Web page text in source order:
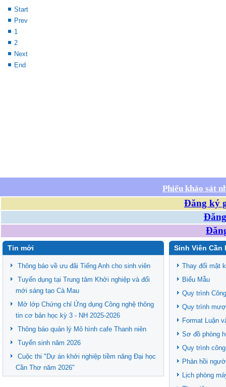
Start
Prev
1
2
Next
End
Phiếu khảo sát
Đăng ký
Tin mới
Thông báo về ưu đãi Tiếng Anh cho sinh viên
Tuyển dụng tại Trung tâm Khởi nghiệp và đổi
mới sáng tạo Cà Mau
Mở lớp Chứng chỉ Ứng dụng Công nghệ thông
tin cơ bản học kỳ 3 - NH 2025-2026
Thông báo quản lý Mô hình cafe Thanh niên
Tuyển sinh năm 2026
Cuộc thi "Dự án khởi nghiệp tiềm năng Đại học
Cần Thơ năm 2026"
Sinh Viên Cần
Thay đổi mật
Biểu Mẫu
Quy trình
Quy trình
Format Luận
Sơ đồ phòng
Quy trình
Phản hồi
Lịch phòng